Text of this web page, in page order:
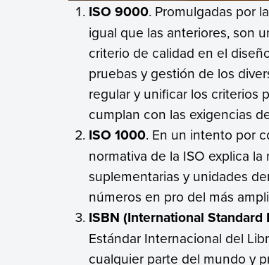
ISO 9000. Promulgadas por
igual que las anteriores, son
criterio de calidad en el
pruebas y gestión de los
regular y unificar los criterios
cumplan con las exigencias
ISO 1000. En un intento por
normativa de la ISO explica
suplementarias y unidades
números en pro del más
ISBN (International Standard
Estándar Internacional del
cualquier parte del mundo y